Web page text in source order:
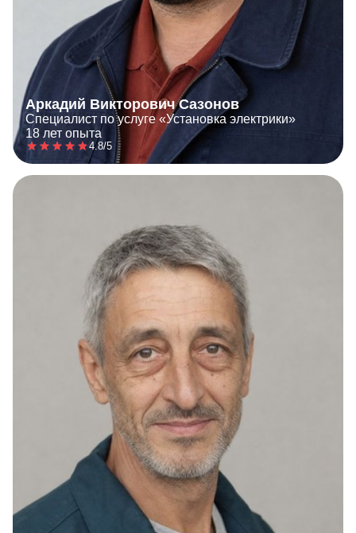
Аркадий Викторович Сазонов
Специалист по услуге «Установка электрики»
18 лет опыта
4.8/5